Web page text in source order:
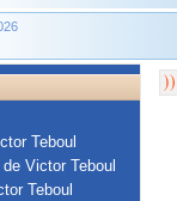
Teboul
Victor Teboul
Teboul